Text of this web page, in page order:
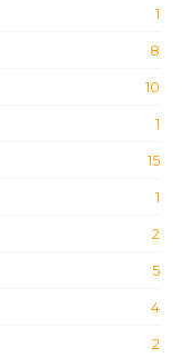
1
8
10
1
15
1
2
5
4
2